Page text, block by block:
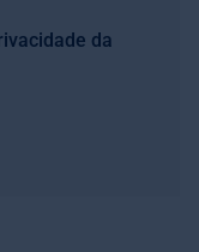
da